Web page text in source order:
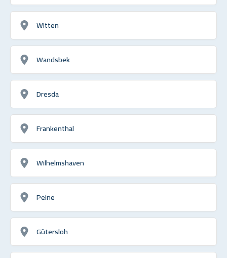
Witten
Wandsbek
Dresda
Frankenthal
Wilhelmshaven
Peine
Gütersloh